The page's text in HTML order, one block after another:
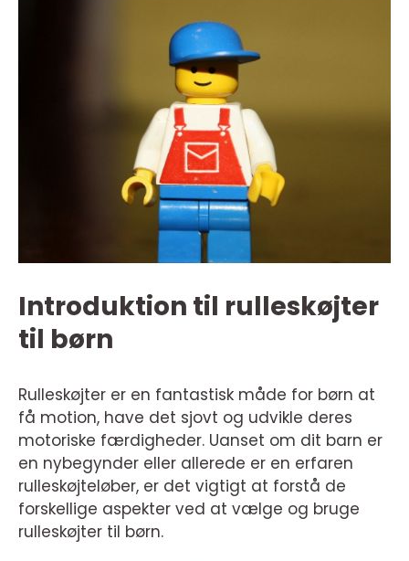
Introduktion til rulleskøjter
til børn
Rulleskøjter er en fantastisk måde for børn at
få motion, have det sjovt og udvikle deres
motoriske færdigheder. Uanset om dit barn er
en nybegynder eller allerede er en erfaren
rulleskøjteløber, er det vigtigt at forstå de
forskellige aspekter ved at vælge og bruge
rulleskøjter til børn.